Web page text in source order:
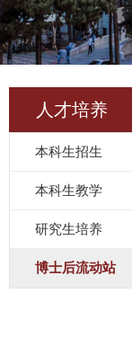
人才培养
本科生招生
本科生教学
研究生培养
博士后流动站